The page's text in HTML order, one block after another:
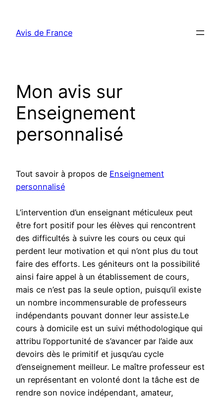
contenu
Avis de France
Mon avis sur
Enseignement
personnalisé
Tout savoir à propos de Enseignement
personnalisé
L’intervention d’un enseignant méticuleux peut
être fort positif pour les élèves qui rencontrent
des difficultés à suivre les cours ou ceux qui
perdent leur motivation et qui n’ont plus du tout
faire des efforts. Les géniteurs ont la possibilité
ainsi faire appel à un établissement de cours,
mais ce n’est pas la seule option, puisqu’il existe
un nombre incommensurable de professeurs
indépendants pouvant donner leur assiste.Le
cours à domicile est un suivi méthodologique qui
attribu l’opportunité de s’avancer par l’aide aux
devoirs dès le primitif et jusqu’au cycle
d’enseignement meilleur. Le maître professeur est
un représentant en volonté dont la tâche est de
rendre son novice indépendant, amateur,